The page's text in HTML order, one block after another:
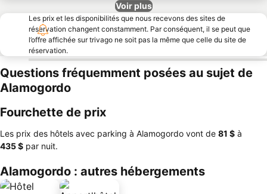
Voir plus
Les prix et les disponibilités que nous recevons des sites de
réservation changent constamment. Par conséquent, il se peut que
l’offre affichée sur trivago ne soit pas la même que celle du site de
réservation.
Questions fréquemment posées au sujet de
Alamogordo
Fourchette de prix
Les prix des hôtels avec parking à Alamogordo vont de ‎81 $ à
‎435 $ par nuit.
Alamogordo : autres hébergements